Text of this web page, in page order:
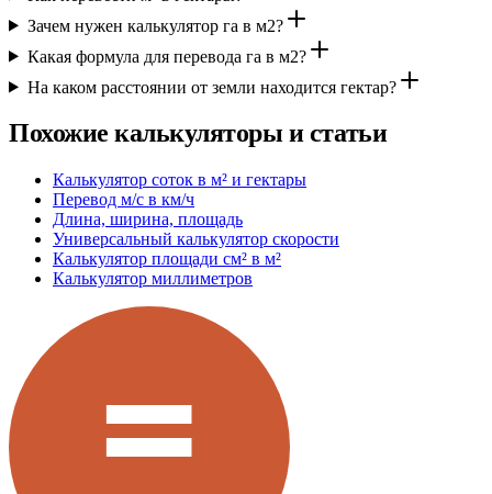
Зачем нужен калькулятор га в м2?
Какая формула для перевода га в м2?
На каком расстоянии от земли находится гектар?
Похожие калькуляторы и статьи
Калькулятор соток в м² и гектары
Перевод м/с в км/ч
Длина, ширина, площадь
Универсальный калькулятор скорости
Калькулятор площади см² в м²
Калькулятор миллиметров